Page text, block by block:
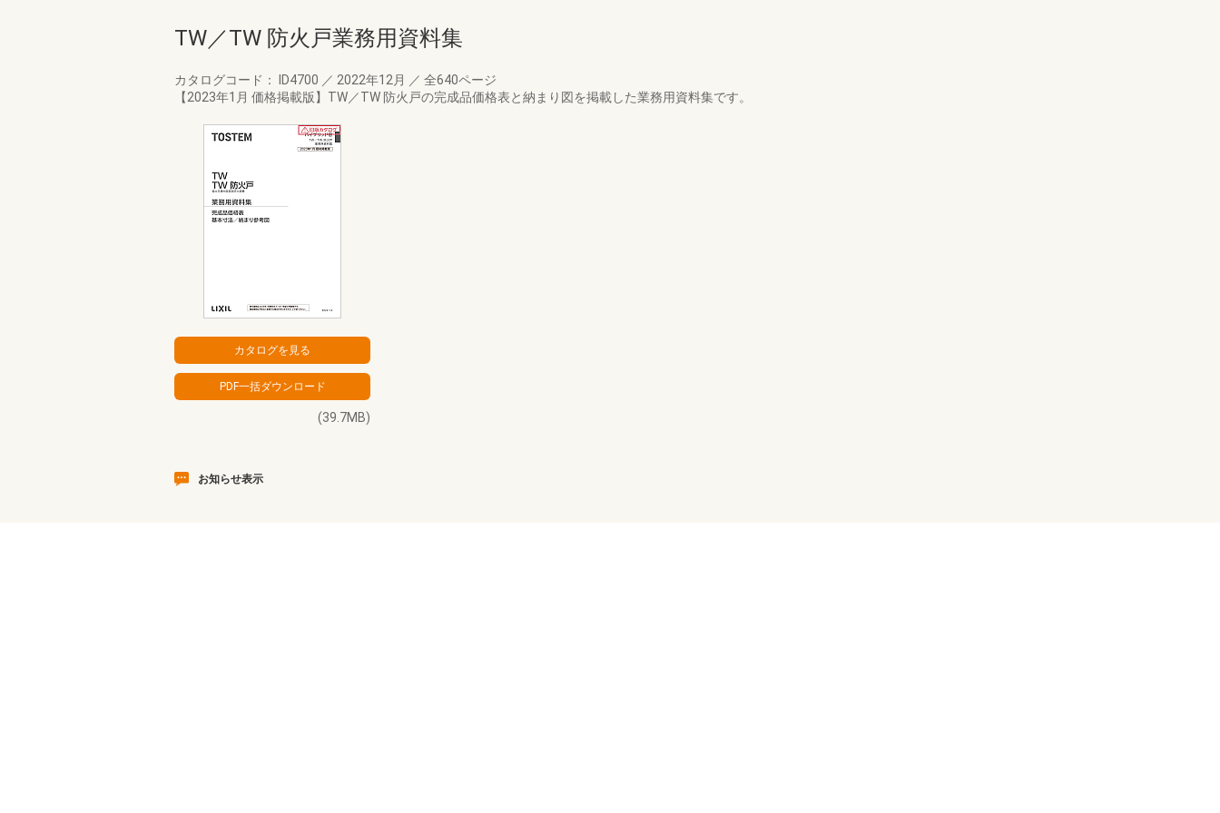
TW／TW 防火戸業務用資料集
カタログコード： ID4700 ／ 2022年12月 ／ 全640ページ
【2023年1月 価格掲載版】TW／TW 防火戸の完成品価格表と納まり図を掲載した業務用資料集です。
(39.7MB)
お知らせ表示